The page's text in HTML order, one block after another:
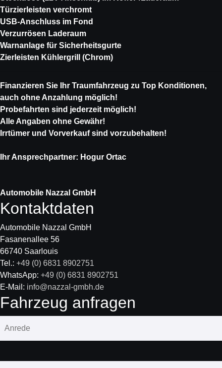
Türzierleisten verchromt
USB-Anschluss im Fond
Verzurrösen Laderaum
Warnanlage für Sicherheitsgurte
Zierleisten Kühlergrill (Chrom)
Finanzieren Sie Ihr Traumfahrzeug zu Top Konditionen,
auch ohne Anzahlung möglich!
Probefahrten sind jederzeit möglich!
Alle Angaben ohne Gewähr!
Irrtümer und Vorverkauf sind vorzubehalten!
Ihr Ansprechpartner: Hogur Ortac
Automobile Nazzal GmbH
Kontaktdaten
Automobile Nazzal GmbH
Fasanenallee 56
66740 Saarlouis
Tel.: +49 (0) 6831 8902751
WhatsApp: +49 (0) 6831 8902751
E-Mail: info@nazzal-gmbh.de
Fahrzeug anfragen